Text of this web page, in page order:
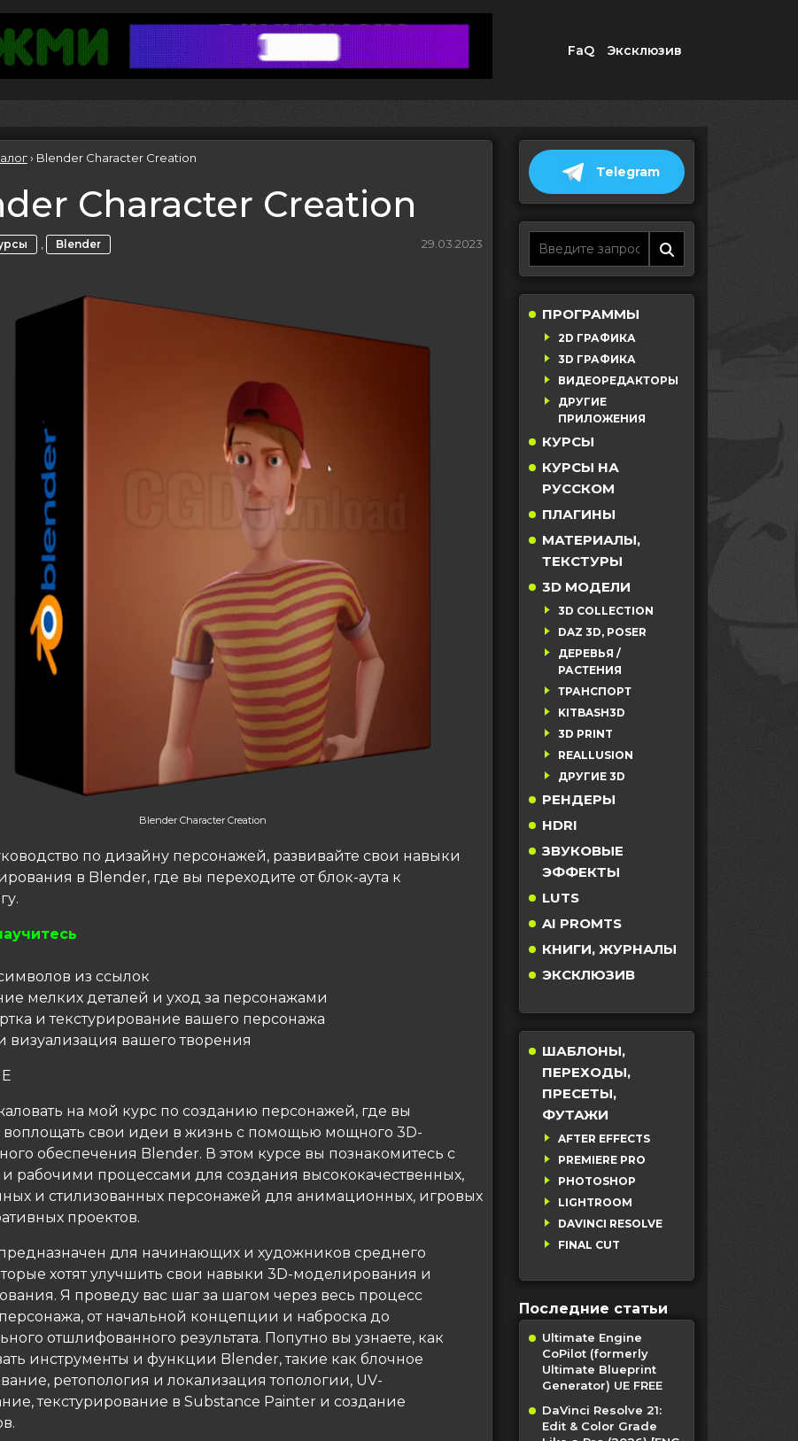
FaQ Эксклюзив
› Blender Character Creation
Character Creation
, Blender 29.03.2023
Blender Character Creation
по дизайну персонажей, развивайте свои навыки
в Blender, где вы переходите от блок-аута к
из ссылок
мелких деталей и уход за персонажами
и текстурирование вашего персонажа
визуализация вашего творения
на мой курс по созданию персонажей, где вы
воплощать свои идеи в жизнь с помощью мощного 3D-
обеспечения Blender. В этом курсе вы познакомитесь с
рабочими процессами для создания высококачественных,
и стилизованных персонажей для анимационных, игровых
проектов.
для начинающих и художников среднего
хотят улучшить свои навыки 3D-моделирования и
Я проведу вас шаг за шагом через весь процесс
от начальной концепции и наброска до
отшлифованного результата. Попутно вы узнаете, как
инструменты и функции Blender, такие как блочное
ретопология и локализация топологии, UV-
текстурирование в Substance Painter и создание
Telegram
ПРОГРАММЫ
2D ГРАФИКА
3D ГРАФИКА
ВИДЕОРЕДАКТОРЫ
ДРУГИЕ
ПРИЛОЖЕНИЯ
КУРСЫ
КУРСЫ НА
РУССКОМ
ПЛАГИНЫ
МАТЕРИАЛЫ,
ТЕКСТУРЫ
3D МОДЕЛИ
3D COLLECTION
DAZ 3D, POSER
ДЕРЕВЬЯ /
РАСТЕНИЯ
ТРАНСПОРТ
KITBASH3D
3D PRINT
REALLUSION
ДРУГИЕ 3D
РЕНДЕРЫ
HDRI
ЗВУКОВЫЕ
ЭФФЕКТЫ
LUTS
AI PROMTS
КНИГИ, ЖУРНАЛЫ
ЭКСКЛЮЗИВ
ШАБЛОНЫ,
ПЕРЕХОДЫ,
ПРЕСЕТЫ,
ФУТАЖИ
AFTER EFFECTS
PREMIERE PRO
PHOTOSHOP
LIGHTROOM
DAVINCI RESOLVE
FINAL CUT
Последние статьи
Ultimate Engine
CoPilot (formerly
Ultimate Blueprint
Generator) UE FREE
DaVinci Resolve 21:
Edit & Color Grade